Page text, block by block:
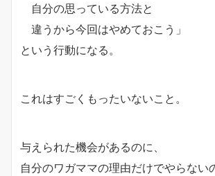
自分の思っている方法と
違うから今回はやめておこう」
という行動になる。
これはすごくもったいないこと。
与えられた機会があるのに、
自分のワガママの理由だけでやらない